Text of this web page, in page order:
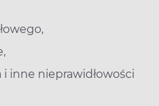
inne nieprawidłowości